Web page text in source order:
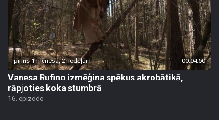
pirms 1 mēneša, 2 nedēļām 00:04:50
Vanesa Rufino izmēģina spēkus akrobātikā,
rāpjoties koka stumbrā
16. epizode